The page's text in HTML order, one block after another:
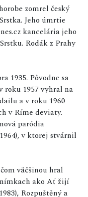
zomrel český
Jeho úmrtie
kancelária jeho
Rodák z Prahy
1935. Pôvodne sa
roku 1957 vyhral na
a v roku 1960
v Ríme deviaty.
paródia
v ktorej stvárnil
väčšinou hral
ako Ať žijí
Rozpuštěný a